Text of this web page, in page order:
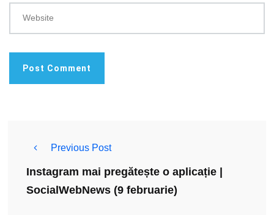
Website
Previous Post
Instagram mai pregătește o aplicație |
SocialWebNews (9 februarie)